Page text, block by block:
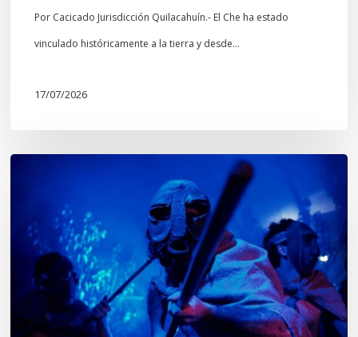
culturales
Mapuche»
Por Cacicado Jurisdicción Quilacahuín.- El Che ha estado
vinculado históricamente a la tierra y desde…
17/07/2026
tiempos
Wiñoy
Tripantü,
KOLLONG